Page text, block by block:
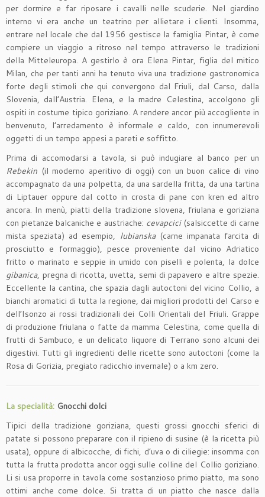
per dormire e far riposare i cavalli nelle scuderie. Nel giardino
interno vi era anche un teatrino per allietare i clienti. Insomma,
entrare nel locale che dal 1956 gestisce la famiglia Pintar, è come
compiere un viaggio a ritroso nel tempo attraverso le tradizioni
della Mitteleuropa. A gestirlo è ora Elena Pintar, figlia del mitico
Milan, che per tanti anni ha tenuto viva una tradizione gastronomica
forte degli stimoli che qui convergono dal Friuli, dal Carso, dalla
Slovenia, dall’Austria. Elena, e la madre Celestina, accolgono gli
ospiti in costume tipico goriziano. A rendere ancor più accogliente in
benvenuto, l’arredamento è informale e caldo, con innumerevoli
oggetti di un tempo appesi a pareti e soffitto.
Prima di accomodarsi a tavola, si può indugiare al banco per un
Rebekin (il moderno aperitivo di oggi) con un buon calice di vino
accompagnato da una polpetta, da una sardella fritta, da una tartina
di Liptauer oppure dal cotto in crosta di pane con kren ed altro
ancora. In menù, piatti della tradizione slovena, friulana e goriziana
con pietanze balcaniche e austriache: cevapcici(salsiccette di carne
mista speziata) ad esempio, lubianska (carne impanata farcita di
prosciutto e formaggio), pesce proveniente dal vicino Adriatico
fritto o marinato e seppie in umido con piselli e polenta, la dolce
gibanica, pregna di ricotta, uvetta, semi di papavero e altre spezie.
Eccellente la cantina, che spazia dagli autoctoni del vicino Collio, a
bianchi aromatici di tutta la regione, dai migliori prodotti del Carso e
dell’Isonzo ai rossi tradizionali dei Colli Orientali del Friuli. Grappe
di produzione friulana o fatte da mamma Celestina, come quella di
frutti di Sambuco, e un delicato liquore di Terrano sono alcuni dei
digestivi. Tutti gli ingredienti delle ricette sono autoctoni (come la
Rosa di Gorizia, pregiato radicchio invernale) o a km zero.
La specialità: Gnocchi dolci
Tipici della tradizione goriziana, questi grossi gnocchi sferici di
patate si possono preparare con il ripieno di susine (è la ricetta più
usata), oppure di albicocche, di fichi, d’uva o di ciliegie: insomma con
tutta la frutta prodotta ancor oggi sulle colline del Collio goriziano.
Li si usa proporre in tavola come sostanzioso primo piatto, ma sono
ottimi anche come dolce. Si tratta di un piatto che nasce dalla